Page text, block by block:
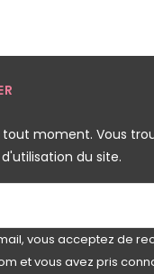
tout moment. Vous
du site.
vous acceptez de
et vous avez pris